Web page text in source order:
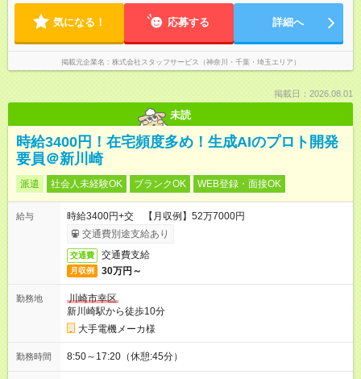
気になる！ 応募する 詳細へ
掲載元企業名 株式会社スタッフサービス（神奈川・千葉・埼玉エリア）
掲載日：2026.08.01
未読
時給3400円！在宅頻度多め！生成AIのプロト開発
要員＠新川崎
派遣 社会人未経験OK ブランクOK WEB登録・面接OK
給与
時給3400円+交 【月収例】52万7000円
交通費別途支給あり
交通費 交通費支給
月収例 30万円～
勤務地
川崎市幸区
新川崎駅から徒歩10分
大手電機メーカ様
勤務時間 8:50～17:20（休憩:45分）